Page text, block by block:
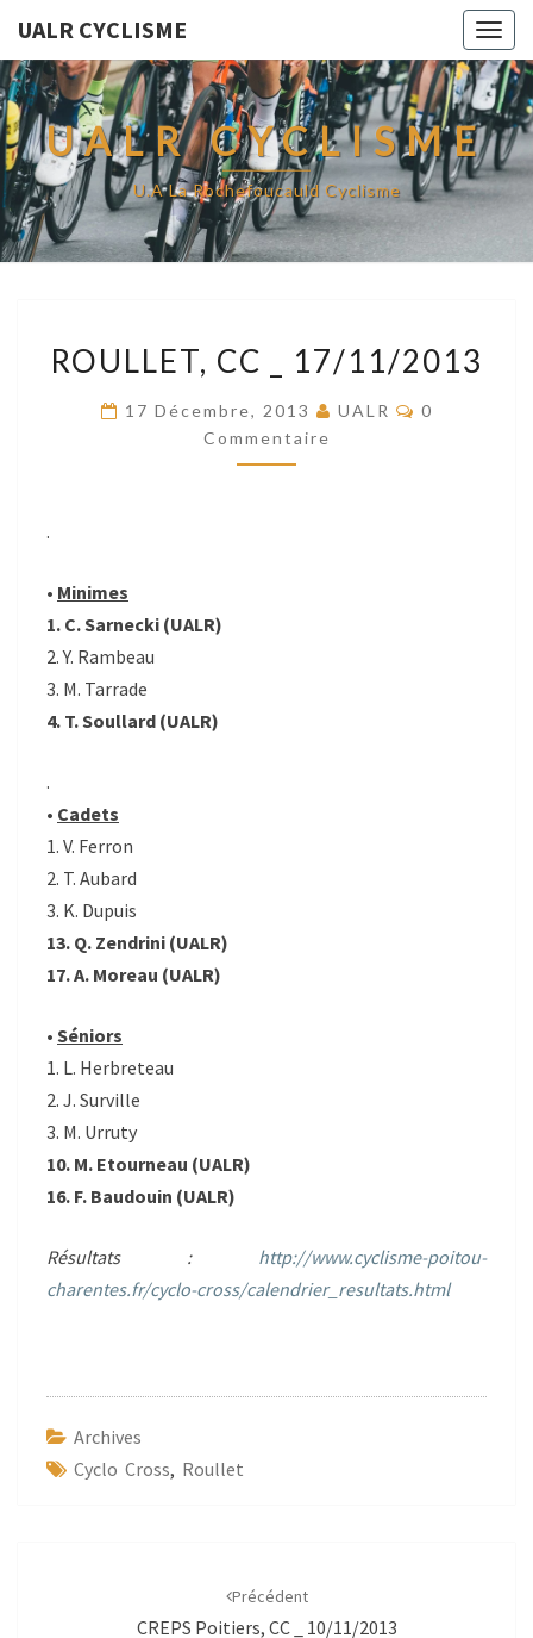
UALR CYCLISME
UALR CYCLISME
U.A La Rochefoucauld Cyclisme
17/11/2013
ROULLET, CC _ 17/11/2013
17 Décembre, 2013 UALR
0
Commentaire
.
• Minimes
1. C. Sarnecki (UALR)
2. Y. Rambeau
3. M. Tarrade
4. T. Soullard (UALR)
.
• Cadets
1. V. Ferron
2. T. Aubard
3. K. Dupuis
13. Q. Zendrini (UALR)
17. A. Moreau (UALR)
• Séniors
1. L. Herbreteau
2. J. Surville
3. M. Urruty
10. M. Etourneau (UALR)
16. F. Baudouin (UALR)
Résultats : http://www.cyclisme-poitou-
charentes.fr/cyclo-cross/calendrier_resultats.html
Archives
Cyclo Cross, Roullet
Précédent
CREPS Poitiers, CC _ 10/11/2013